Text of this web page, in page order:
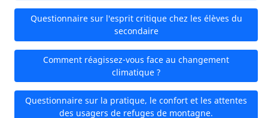
Questionnaire sur l'esprit critique chez les élèves du
secondaire
Comment réagissez-vous face au changement
climatique ?
Questionnaire sur la pratique, le confort et les attentes
des usagers de refuges de montagne.